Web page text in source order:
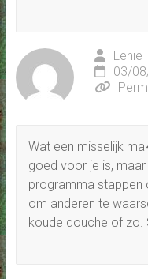
Lenie
03/
Wat een misselijk
goed voor je is,
programma stappen
om anderen te
koude douche of zo.